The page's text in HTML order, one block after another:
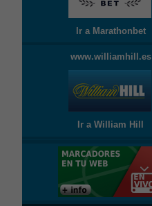
Ir a Marathonbet
www.williamhill.es
Ir a William Hill